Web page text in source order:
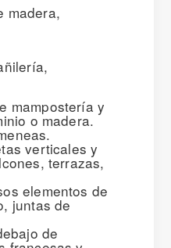
madera,
mampostería y
o madera.
verticales y
terrazas,
elementos de
juntas de
de